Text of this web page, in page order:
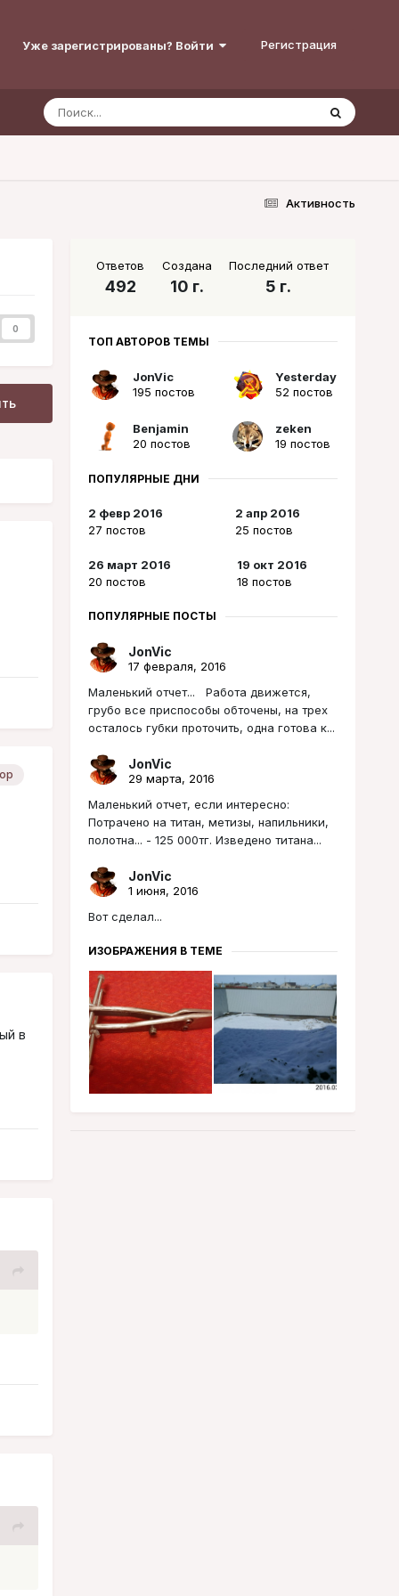
Уже зарегистрированы? Войти Регистрация
Активность
0
в
Ответов
492
Создана
10 г.
Последний ответ
5 г.
ТОП АВТОРОВ ТЕМЫ
JonVic
195 постов
Yesterday
52 постов
Benjamin
20 постов
zeken
19 постов
ПОПУЛЯРНЫЕ ДНИ
2 февр 2016
27 постов
2 апр 2016
25 постов
26 март 2016
20 постов
19 окт 2016
18 постов
ПОПУЛЯРНЫЕ ПОСТЫ
JonVic
17 февраля, 2016
Маленький отчет... Работа движется,
грубо все приспособы обточены, на трех
осталось губки проточить, одна готова к...
JonVic
29 марта, 2016
Маленький отчет, если интересно:
Потрачено на титан, метизы, напильники,
полотна... - 125 000тг. Изведено титана...
JonVic
1 июня, 2016
Вот сделал...
ИЗОБРАЖЕНИЯ В ТЕМЕ